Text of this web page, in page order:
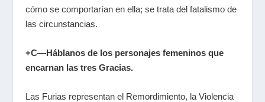
cómo se comportarían en ella; se trata del fatalismo de
las circunstancias.
+C—Háblanos de los personajes femeninos que
encarnan las tres Gracias.
Las Furias representan el Remordimiento, la Violencia